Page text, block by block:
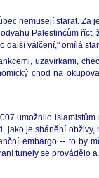
nemusejí starat.
Palestincům
další válčení," omílá
uzavírkami,
chod na
umožnilo
je shánění
embargo -- to by
tunely se provádělo